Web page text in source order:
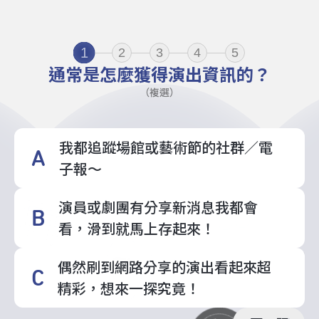
1 2 3 4 5
通常是怎麼獲得演出資訊的？
（複選）
A
我都追蹤場館或藝術節的社群／電
子報～
B
演員或劇團有分享新消息我都會
看，滑到就馬上存起來！
C
偶然刷到網路分享的演出看起來超
精彩，想來一探究竟！